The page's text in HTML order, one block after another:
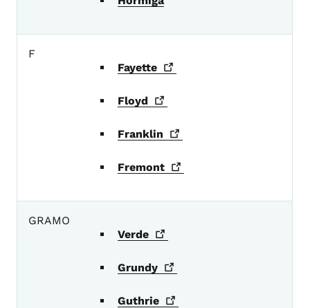
F
Fayette
Floyd
Franklin
Fremont
GRAMO
Verde
Grundy
Guthrie